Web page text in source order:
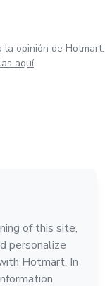
opinión de Hotmart.
aquí